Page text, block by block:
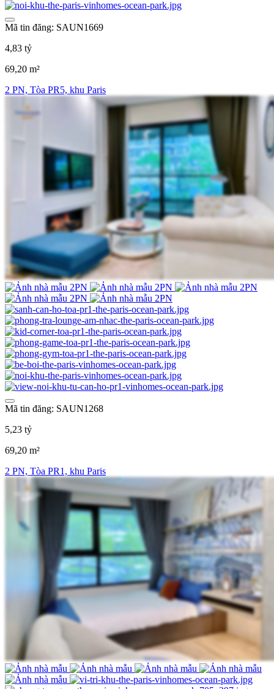
Mã tin đăng: SAUN1669
4,83 tỷ
69,20 m²
2 PN, Tòa PR5, khu Paris
Mã tin đăng: SAUN1268
5,23 tỷ
69,20 m²
2 PN, Tòa PR1, khu Paris